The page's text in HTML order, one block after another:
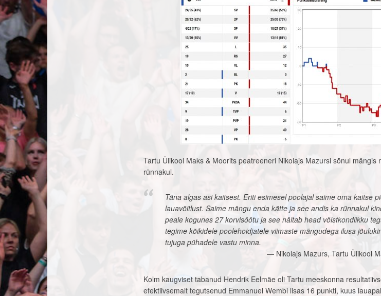
Tartu Ülikool Maks & Moorits peatreeneri Nikolajs Mazursi sõnul mängis
rünnakul.
Täna algas asi kaitsest. Eriti esimesel poolajal saime oma kaitse
lauavõitlust. Saime mängu enda kätte ja see andis ka rünnakul
peale kogunes 27 korvisöötu ja see näitab head võistkondlikku
tegime kõikidele poolehoidjatele viimaste mängudega ilusa
tujuga pühadele vastu minna.
Nikolajs Mazurs, Tartu Ülikool
Kolm kaugviset tabanud Hendrik Eelmäe oli Tartu meeskonna
efektiivsemalt tegutsenud Emmanuel Wembi lisas 16 punkti, kuus